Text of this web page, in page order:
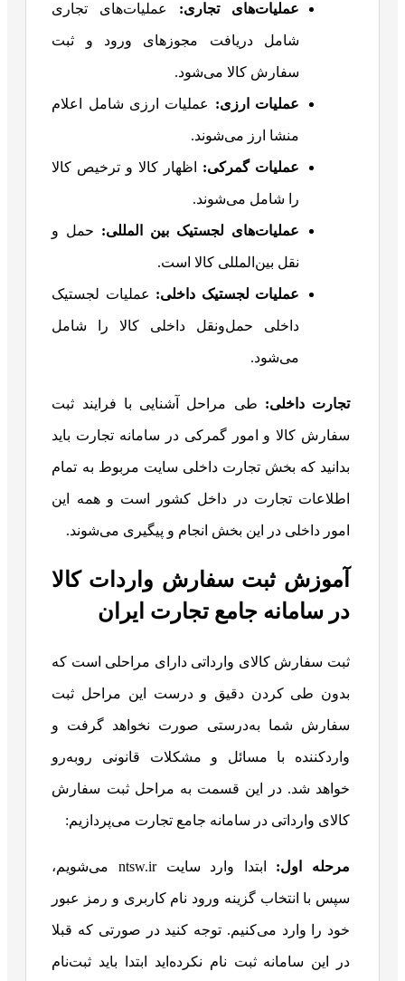
عملیات‌های تجاری: عملیات‌های تجاری
شامل دریافت مجوزهای ورود و ثبت
سفارش کالا می‌شود.
عملیات ارزی: عملیات ارزی شامل اعلام
منشا ارز می‌شوند.
عملیات گمرکی: اظهار کالا و ترخیص کالا
را شامل می‌شوند.
عملیات‌های لجستیک بین المللی: حمل و
نقل بین‌المللی کالا است.
عملیات لجستیک داخلی: عملیات لجستیک
داخلی حمل‌ونقل داخلی کالا را شامل
می‌شود.
تجارت داخلی: طی مراحل آشنایی با فرایند ثبت
سفارش کالا و امور گمرکی در سامانه تجارت باید
بدانید که بخش تجارت داخلی سایت مربوط به تمام
اطلاعات تجارت در داخل کشور است و همه این
امور داخلی در این بخش انجام و پیگیری می‌شوند.
آموزش ثبت سفارش واردات کالا
در سامانه جامع تجارت ایران
ثبت سفارش کالای وارداتی دارای مراحلی است که
بدون طی کردن دقیق و درست این مراحل ثبت
سفارش شما به‌درستی صورت نخواهد گرفت و
واردکننده با مسائل و مشکلات قانونی روبه‌رو
خواهد شد. در این قسمت به مراحل ثبت سفارش
کالای وارداتی در سامانه جامع تجارت می‌پردازیم:
مرحله اول: ابتدا وارد سایت ntsw.ir می‌شویم،
سپس با انتخاب گزینه ورود نام کاربری و رمز عبور
خود را وارد می‌کنیم. توجه کنید در صورتی که قبلا
در این سامانه ثبت نام نکرده‌اید ابتدا باید ثبت‌نام